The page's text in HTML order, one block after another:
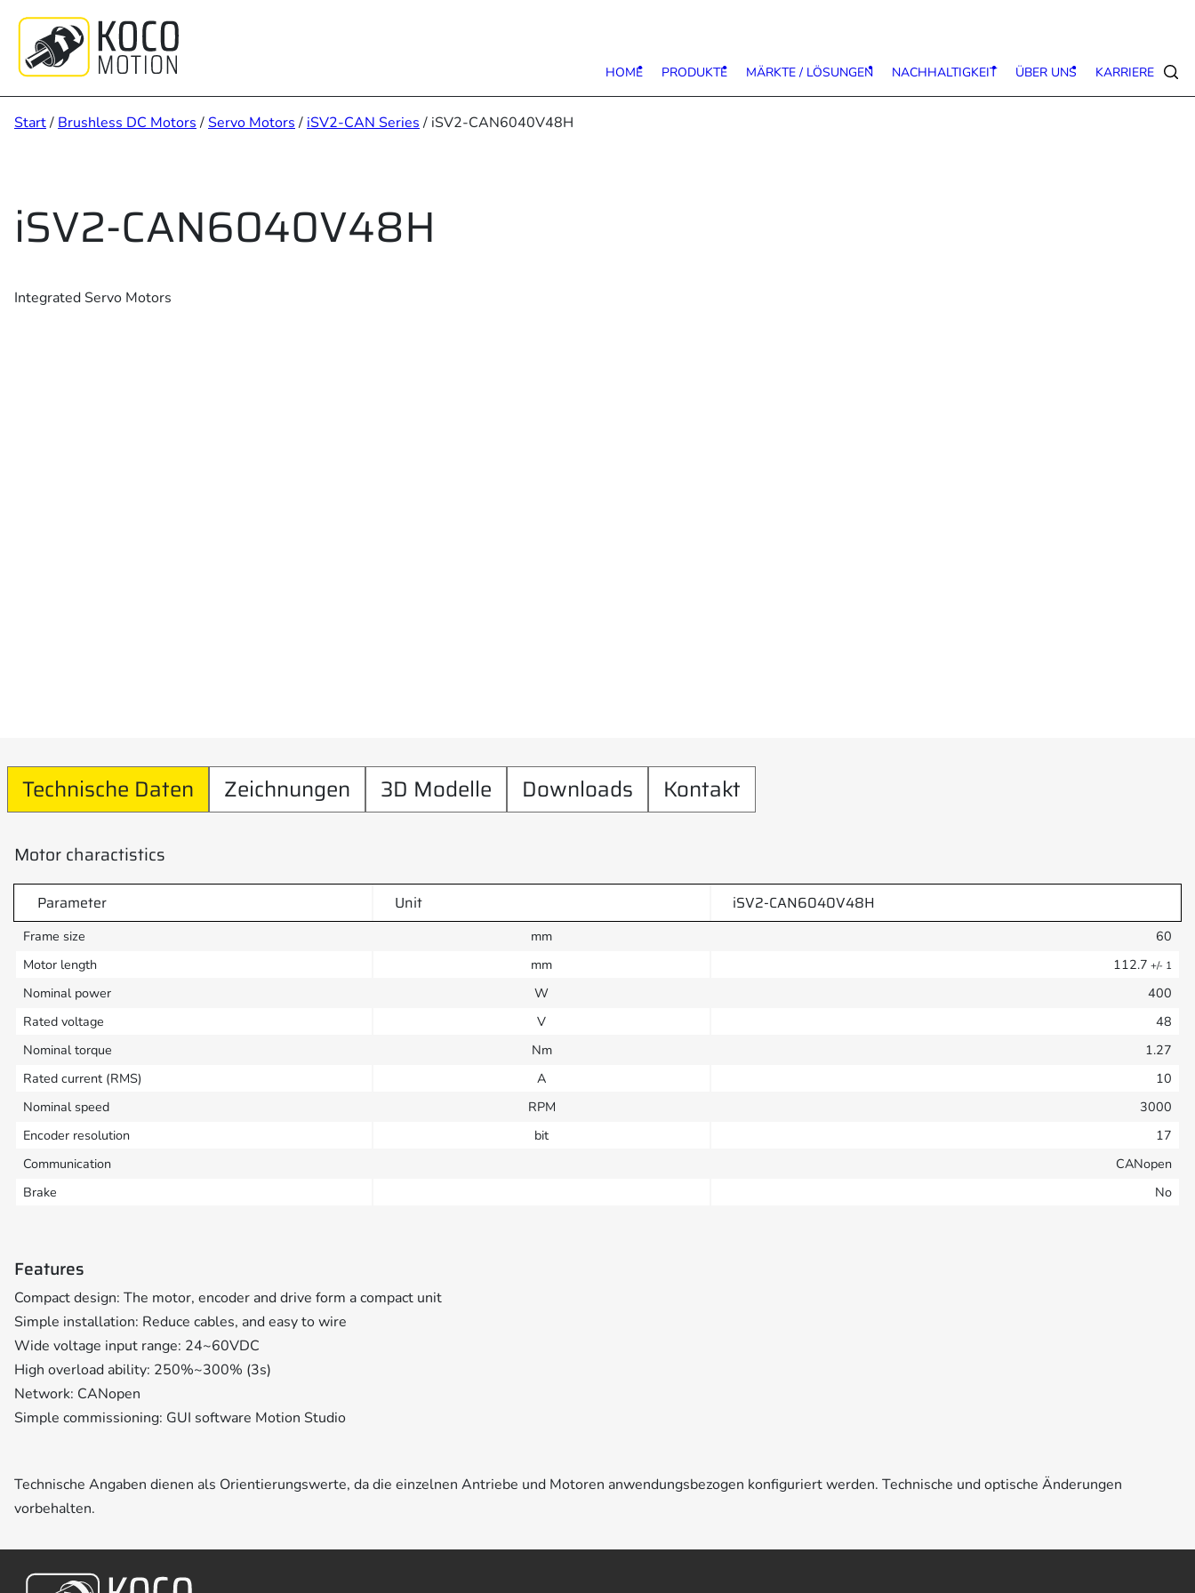
springen
HOME PRODUKTE MÄRKTE / LÖSUNGEN NACHHALTIGKEIT ÜBER UNS KARRIERE
Start/ Brushless DC Motors /Servo Motors / iSV2-CAN Series / iSV2-CAN6040V48H
iSV2-CAN6040V48H
Integrated Servo Motors
Technische Daten Zeichnungen 3D Modelle Downloads Kontakt
Motor charactistics
Parameter Unit iSV2-CAN6040V48H
Frame size mm
60
Motor length
mm 112.7 +/- 1
Nominal power W
400
Rated voltage
V
48
Nominal torque
Nm
1.27
Rated current (RMS)
A
10
Nominal speed
RPM
3000
Encoder resolution
bit
17
Communication
CANopen
Brake
No
Features
Compact design: The motor, encoder and drive form a compact unit
Simple installation: Reduce cables, and easy to wire
Wide voltage input range: 24~60VDC
High overload ability: 250%~300% (3s)
Network: CANopen
Simple commissioning: GUI software Motion Studio
Technische Angaben dienen als Orientierungswerte, da die einzelnen Antriebe und Motoren anwendungsbezogen konfiguriert werden. Technische und optische Änderungen
vorbehalten.